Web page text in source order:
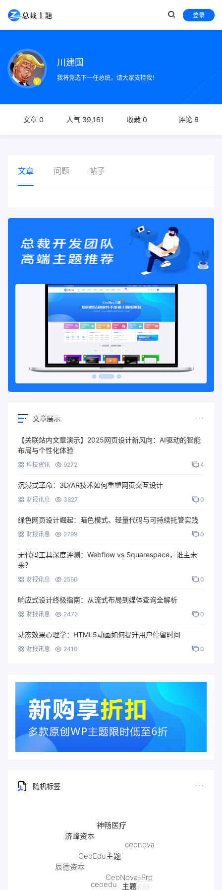
登录
川建国
我将竞选下一任总统，请大家支持我！
文章 0 人气 39,161 收藏 0 评论 6
文章 问题 帖子
文章展示
【关联站内文章演示】2025网页设计新风向：AI驱动的智能
布局与个性化体验
科技资讯 9272 4
沉浸式革命：3D/AR技术如何重塑网页交互设计
财报讯息 3827 0
绿色网页设计崛起：暗色模式、轻量代码与可持续托管实践
财报讯息 2799 0
无代码工具深度评测：Webflow vs Squarespace，谁主未
来？
财报讯息 2560 0
响应式设计终极指南：从流式布局到媒体查询全解析
财报讯息 2472 0
动态效果心理学：HTML5动画如何提升用户停留时间
财报讯息 2410 0
随机标签
娃哈
哈创
辰德资本
济峰资本
神畅医疗
ceonova
CeoNova-Pro
主题
ceoedu
CeoEdu主题